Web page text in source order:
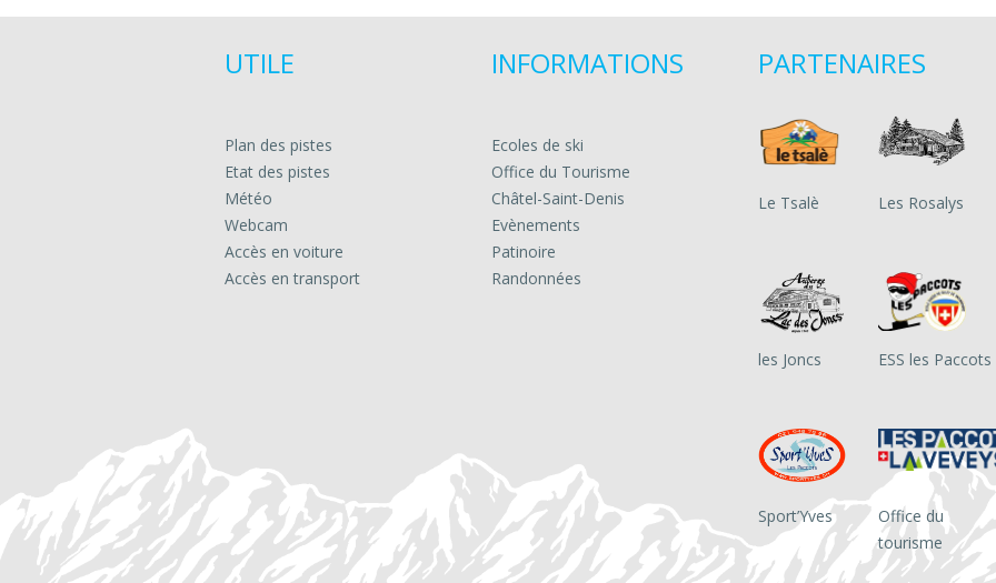
UTILE
Plan des pistes
Etat des pistes
Météo
Webcam
Accès en voiture
Accès en transport
INFORMATIONS
Ecoles de ski
Office du Tourisme
Châtel-Saint-Denis
Evènements
Patinoire
Randonnées
PARTENAIRES
Le Tsalè Les Rosalys
les Joncs ESS les Paccots
Sport’Yves
Office du
tourisme